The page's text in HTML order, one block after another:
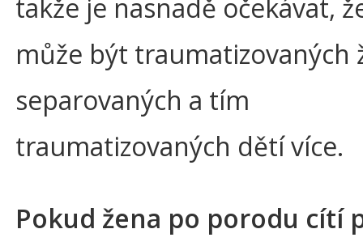
takže je nasnadě očekávat,
může být traumatizovaných
separovaných a tím
traumatizovaných dětí více.
Pokud žena po porodu cítí